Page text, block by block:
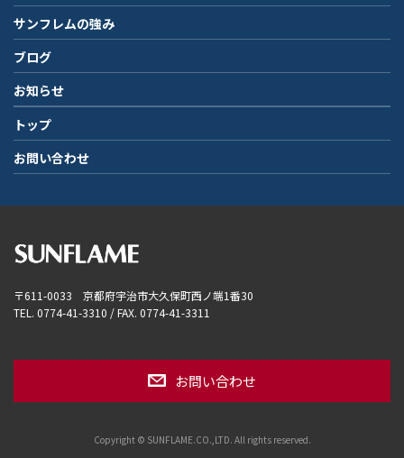
サンフレムの強み
ブログ
お知らせ
トップ
お問い合わせ
〒611-0033 京都府宇治市大久保町西ノ端1番30
TEL. 0774-41-3310 / FAX. 0774-41-3311
お問い合わせ
Copyright © SUNFLAME.CO.,LTD. All rights reserved.